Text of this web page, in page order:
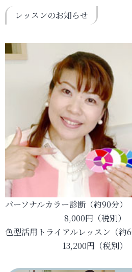
レッスンのお知らせ
パーソナルカラー診断（約90分）
8,000円（税別）
色型活用トライアルレッスン（約
13,200円（税別）